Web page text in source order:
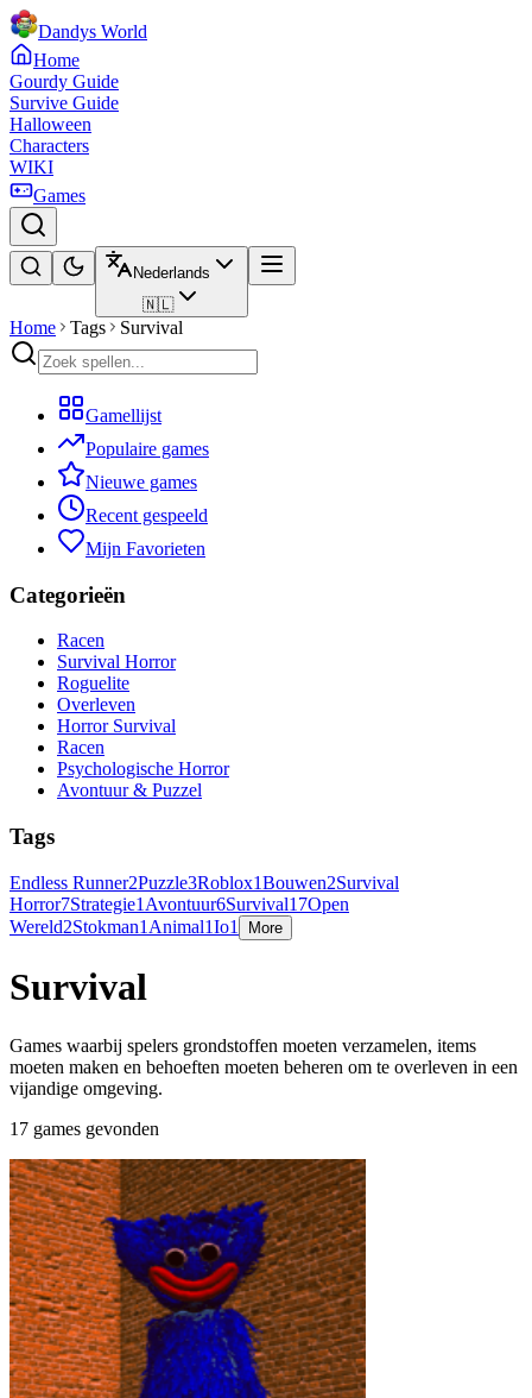
Dandys World
Home
Gourdy Guide
Survive Guide
Halloween
Characters
WIKI
Games
Nederlands
🇳🇱
Home Tags Survival
Gamellijst
Populaire games
Nieuwe games
Recent gespeeld
Mijn Favorieten
Categorieën
Racen
Survival Horror
Roguelite
Overleven
Horror Survival
Racen
Psychologische Horror
Avontuur & Puzzel
Tags
Endless Runner2Puzzle3Roblox1Bouwen2Survival
Horror7Strategie1 Avontuur6Survival17Open
Wereld2Stokman1 Animal1Io1 More
Survival
Games waarbij spelers grondstoffen moeten verzamelen, items
moeten maken en behoeften moeten beheren om te overleven in een
vijandige omgeving.
17 games gevonden